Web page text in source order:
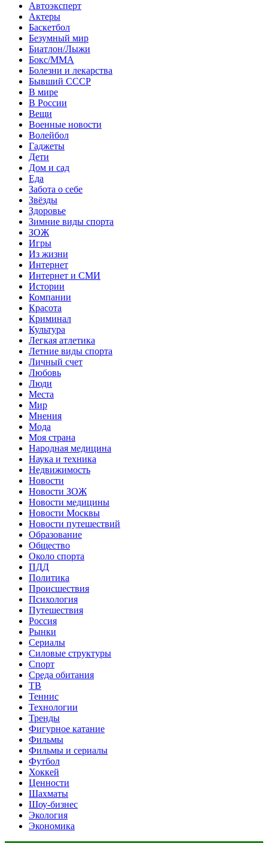
Автоэксперт
Актеры
Баскетбол
Безумный мир
Биатлон/Лыжи
Бокс/MMA
Болезни и лекарства
Бывший СССР
В мире
В России
Вещи
Военные новости
Волейбол
Гаджеты
Дети
Дом и сад
Еда
Забота о себе
Звёзды
Здоровье
Зимние виды спорта
ЗОЖ
Игры
Из жизни
Интернет
Интернет и СМИ
Истории
Компании
Красота
Криминал
Культура
Легкая атлетика
Летние виды спорта
Личный счет
Любовь
Люди
Места
Мир
Мнения
Мода
Моя страна
Народная медицина
Наука и техника
Недвижимость
Новости
Новости ЗОЖ
Новости медицины
Новости Москвы
Новости путешествий
Образование
Общество
Около спорта
ПДД
Политика
Происшествия
Психология
Путешествия
Россия
Рынки
Сериалы
Силовые структуры
Спорт
Среда обитания
ТВ
Теннис
Технологии
Тренды
Фигурное катание
Фильмы
Фильмы и сериалы
Футбол
Хоккей
Ценности
Шахматы
Шоу-бизнес
Экология
Экономика